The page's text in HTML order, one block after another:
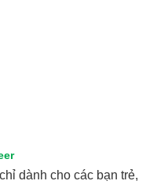
dành cho các bạn trẻ,